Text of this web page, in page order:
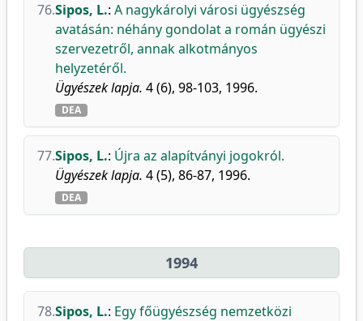
76.Sipos, L.: A nagykárolyi városi ügyészség
avatásán: néhány gondolat a román ügyészi
szervezetről, annak alkotmányos
helyzetéről.
Ügyészek lapja. 4 (6), 98-103, 1996.
DEA
77.Sipos, L.: Újra az alapítványi jogokról.
Ügyészek lapja. 4 (5), 86-87, 1996.
DEA
1994
78.Sipos, L.: Egy főügyészség nemzetközi